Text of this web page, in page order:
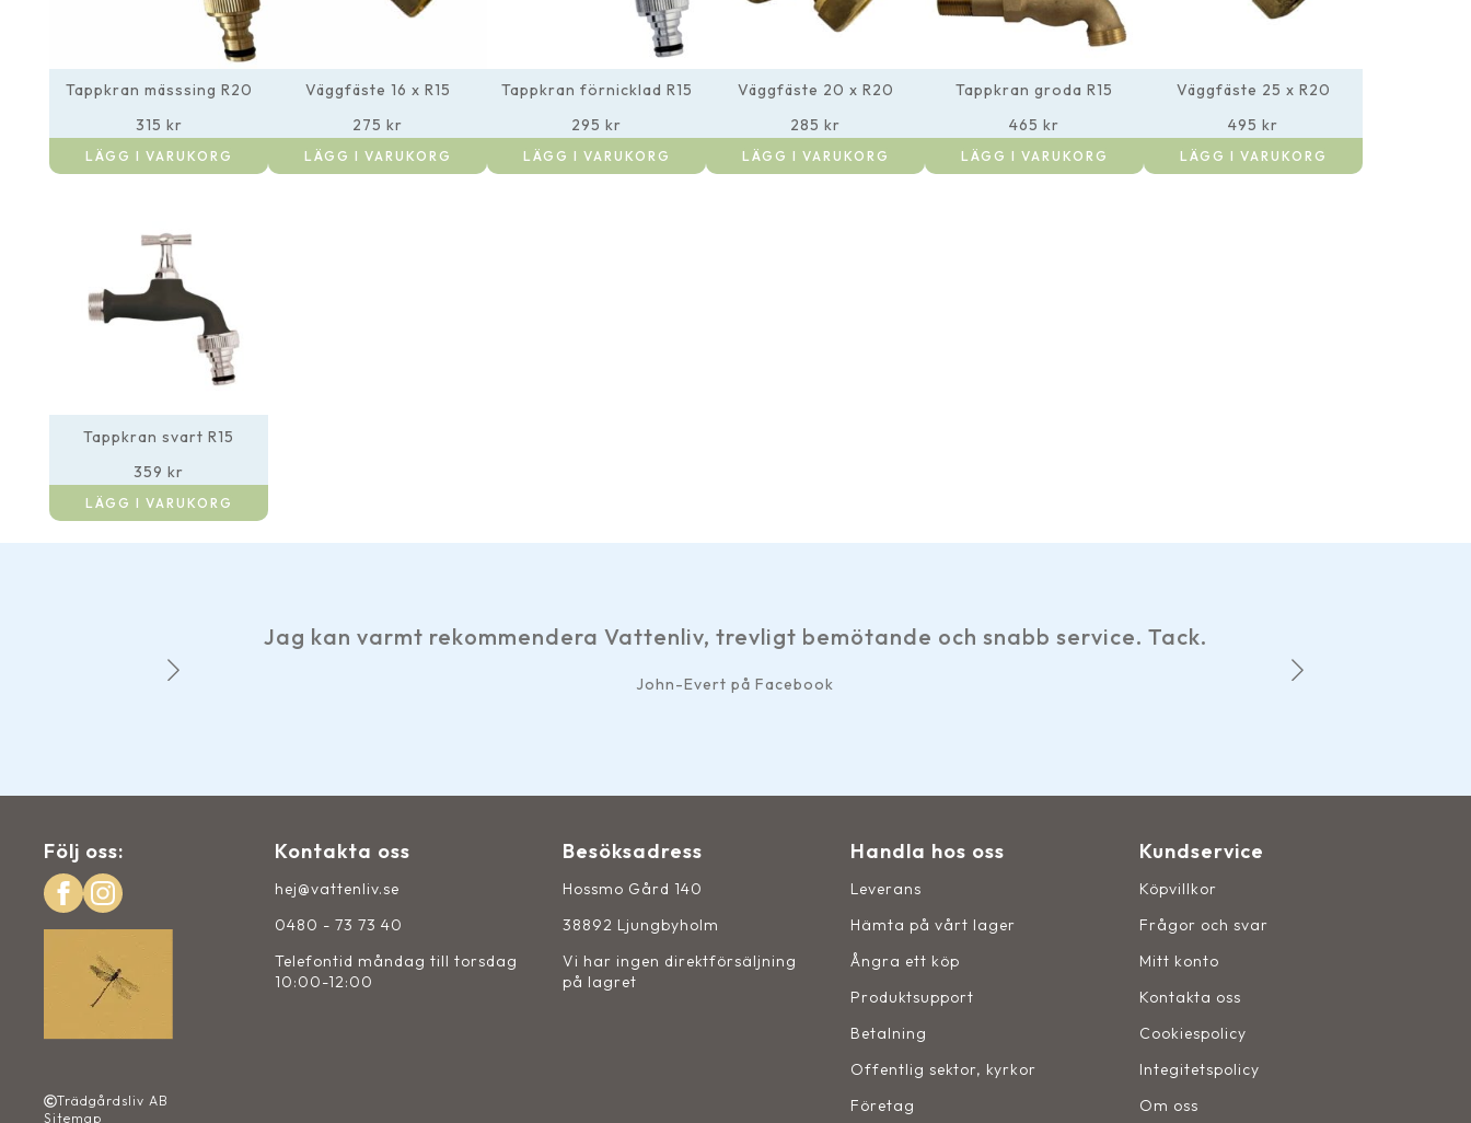
Tappkran mässsing R20
315 kr
LÄGG I VARUKORG
Väggfäste 16 x R15
275 kr
LÄGG I VARUKORG
Tappkran förnicklad R15
295 kr
LÄGG I VARUKORG
Väggfäste 20 x R20
285 kr
LÄGG I VARUKORG
Tappkran groda R15
465 kr
LÄGG I VARUKORG
Väggfäste 25 x R20
495 kr
LÄGG I VARUKORG
Tappkran svart R15
359 kr
LÄGG I VARUKORG
Jag kan varmt rekommendera Vattenliv, trevligt bemötande och snabb service. Tack.
John-Evert på Facebook
Följ oss:
Trädgårdsliv AB
Sitemap
Kontakta oss
hej@vattenliv.se
0480 - 73 73 40
Telefontid måndag till torsdag
10:00-12:00
Besöksadress
Hossmo Gård 140
38892 Ljungbyholm
Vi har ingen direktförsäljning
på lagret
Handla hos oss
Leverans
Hämta på vårt lager
Ångra ett köp
Produktsupport
Betalning
Offentlig sektor, kyrkor
Företag
Kundservice
Köpvillkor
Frågor och svar
Mitt konto
Kontakta oss
Cookiespolicy
Integitetspolicy
Om oss